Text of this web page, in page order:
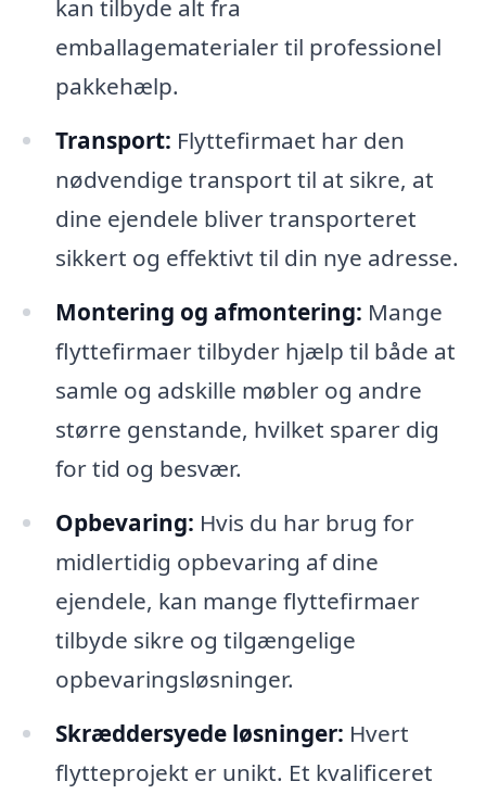
kan tilbyde alt fra
emballagematerialer til professionel
pakkehælp.
Transport: Flyttefirmaet har den
nødvendige transport til at sikre, at
dine ejendele bliver transporteret
sikkert og effektivt til din nye adresse.
Montering og afmontering: Mange
flyttefirmaer tilbyder hjælp til både at
samle og adskille møbler og andre
større genstande, hvilket sparer dig
for tid og besvær.
Opbevaring: Hvis du har brug for
midlertidig opbevaring af dine
ejendele, kan mange flyttefirmaer
tilbyde sikre og tilgængelige
opbevaringsløsninger.
Skræddersyede løsninger: Hvert
flytteprojekt er unikt. Et kvalificeret